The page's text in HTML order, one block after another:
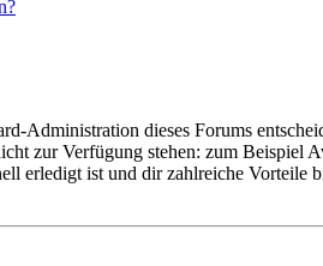
Administration dieses Forums
zur Verfügung stehen: zum Beispiel
erledigt ist und dir zahlreiche Vorteile